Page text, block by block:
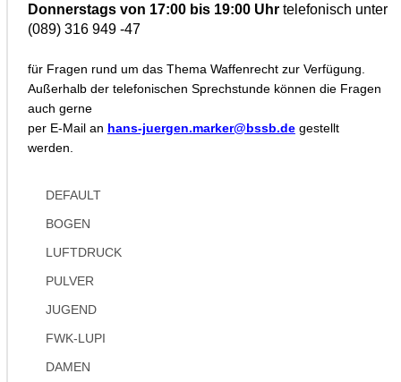
Donnerstags von 17:00 bis 19:00 Uhrtelefonisch unter
(089) 316 949 -47
für Fragen rund um das Thema Waffenrecht zur Verfügung.
Außerhalb der telefonischen Sprechstunde können die Fragen
auch gerne
per E-Mail an hans-juergen.marker@bssb.degestellt
werden.
DEFAULT
BOGEN
LUFTDRUCK
PULVER
JUGEND
FWK-LUPI
DAMEN